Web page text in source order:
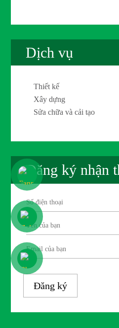
Dịch vụ
Thiết kế
Xây dựng
Sửa chữa và cải tạo
Đăng ký nhận
Đăng ký